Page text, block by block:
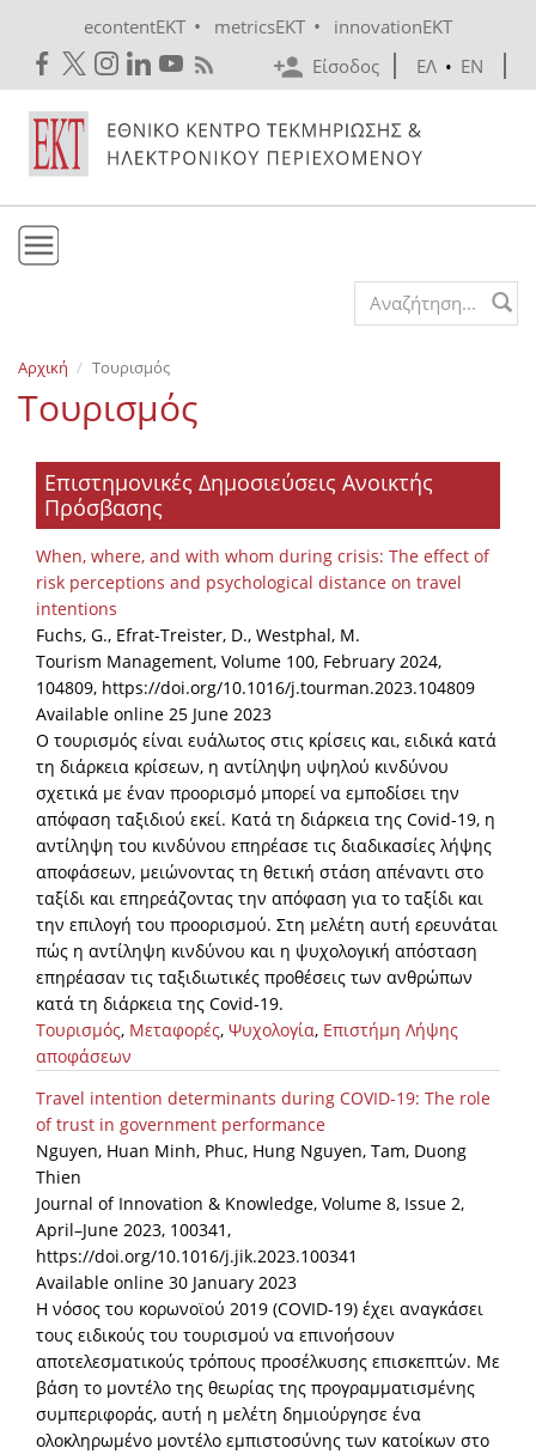
econtentEKT • metricsEKT •
innovationEKT
Είσοδος
ΕΛ • EN
Εκδόσεις
Ενημέρωση
Search form
Αρχική Τουρισμός
Τουρισμός
Επιστημονικές Δημοσιεύσεις Ανοικτής
Πρόσβασης
When, where, and with whom during crisis: The effect of
risk perceptions and psychological distance on travel
intentions
Fuchs, G., Efrat-Treister, D., Westphal, M.
Tourism Management, Volume 100, February 2024,
104809, https://doi.org/10.1016/j.tourman.2023.104809
Available online 25 June 2023
Ο τουρισμός είναι ευάλωτος στις κρίσεις και, ειδικά κατά
τη διάρκεια κρίσεων, η αντίληψη υψηλού κινδύνου
σχετικά με έναν προορισμό μπορεί να εμποδίσει την
απόφαση ταξιδιού εκεί. Κατά τη διάρκεια της Covid-19, η
αντίληψη του κινδύνου επηρέασε τις διαδικασίες λήψης
αποφάσεων, μειώνοντας τη θετική στάση απέναντι στο
ταξίδι και επηρεάζοντας την απόφαση για το ταξίδι και
την επιλογή του προορισμού. Στη μελέτη αυτή ερευνάται
πώς η αντίληψη κινδύνου και η ψυχολογική απόσταση
επηρέασαν τις ταξιδιωτικές προθέσεις των ανθρώπων
κατά τη διάρκεια της Covid-19.
Τουρισμός, Μεταφορές, Ψυχολογία, Επιστήμη Λήψης
αποφάσεων
Travel intention determinants during COVID-19: The role
of trust in government performance
Nguyen, Huan Minh, Phuc, Hung Nguyen, Tam, Duong
Thien
Journal of Innovation & Knowledge, Volume 8, Issue 2,
April–June 2023, 100341,
https://doi.org/10.1016/j.jik.2023.100341
Available online 30 January 2023
Η νόσος του κορωνοϊού 2019 (COVID-19) έχει αναγκάσει
τους ειδικούς του τουρισμού να επινοήσουν
αποτελεσματικούς τρόπους προσέλκυσης επισκεπτών. Με
βάση το μοντέλο της θεωρίας της προγραμματισμένης
συμπεριφοράς, αυτή η μελέτη δημιούργησε ένα
ολοκληρωμένο μοντέλο εμπιστοσύνης των κατοίκων στο